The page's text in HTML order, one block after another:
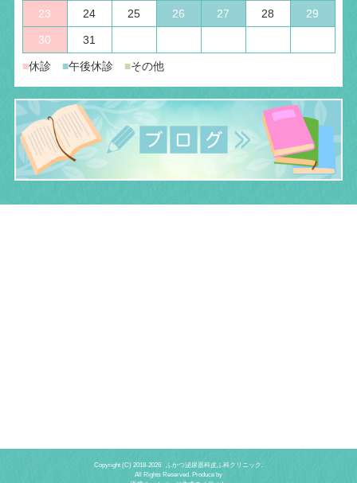
23 24 25 26 27 28 29
30 31
■休診 ■午後休診 ■その他
Copyright (C) 2018-2026 ふかつ泌尿器科皮ふ科クリニック.
All Rights Reserved. Produce by